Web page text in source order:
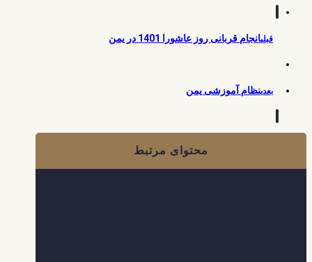
قبلیانجام قربانی روز عاشورا 1401 در یمن
بعدینظام آموزشی یمن
محتوای مرتبط